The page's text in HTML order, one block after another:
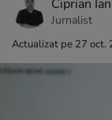
Ciprian
Jurnalist
Actualizat pe 27 oct.